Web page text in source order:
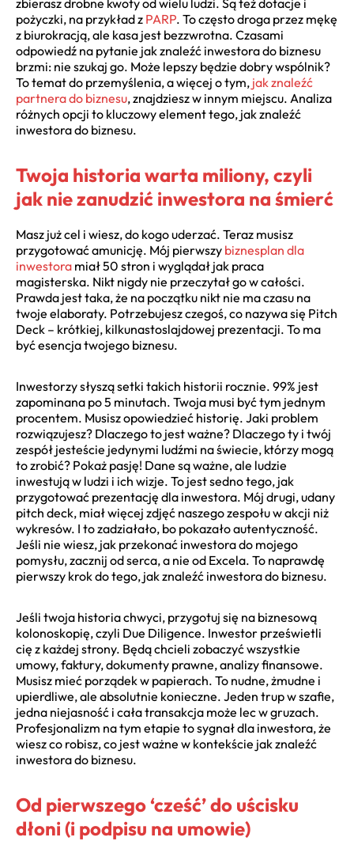
pożyczki, na przykład z PARP. To często droga przez mękę
z biurokracją, ale kasa jest bezzwrotna. Czasami
odpowiedź na pytanie jak znaleźć inwestora do biznesu
brzmi: nie szukaj go. Może lepszy będzie dobry wspólnik?
To temat do przemyślenia, a więcej o tym, jak znaleźć
partnera do biznesu, znajdziesz w innym miejscu. Analiza
różnych opcji to kluczowy element tego, jak znaleźć
inwestora do biznesu.
Twoja historia warta miliony, czyli
jak nie zanudzić inwestora na śmierć
Masz już cel i wiesz, do kogo uderzać. Teraz musisz
przygotować amunicję. Mój pierwszy biznesplan dla
inwestora miał 50 stron i wyglądał jak praca
magisterska. Nikt nigdy nie przeczytał go w całości.
Prawda jest taka, że na początku nikt nie ma czasu na
twoje elaboraty. Potrzebujesz czegoś, co nazywa się Pitch
Deck – krótkiej, kilkunastoslajdowej prezentacji. To ma
być esencja twojego biznesu.
Inwestorzy słyszą setki takich historii rocznie. 99% jest
zapominana po 5 minutach. Twoja musi być tym jednym
procentem. Musisz opowiedzieć historię. Jaki problem
rozwiązujesz? Dlaczego to jest ważne? Dlaczego ty i twój
zespół jesteście jedynymi ludźmi na świecie, którzy mogą
to zrobić? Pokaż pasję! Dane są ważne, ale ludzie
inwestują w ludzi i ich wizje. To jest sedno tego, jak
przygotować prezentację dla inwestora. Mój drugi, udany
pitch deck, miał więcej zdjęć naszego zespołu w akcji niż
wykresów. I to zadziałało, bo pokazało autentyczność.
Jeśli nie wiesz, jak przekonać inwestora do mojego
pomysłu, zacznij od serca, a nie od Excela. To naprawdę
pierwszy krok do tego, jak znaleźć inwestora do biznesu.
Jeśli twoja historia chwyci, przygotuj się na biznesową
kolonoskopię, czyli Due Diligence. Inwestor prześwietli
cię z każdej strony. Będą chcieli zobaczyć wszystkie
umowy, faktury, dokumenty prawne, analizy finansowe.
Musisz mieć porządek w papierach. To nudne, żmudne i
upierdliwe, ale absolutnie konieczne. Jeden trup w szafie,
jedna niejasność i cała transakcja może lec w gruzach.
Profesjonalizm na tym etapie to sygnał dla inwestora, że
wiesz co robisz, co jest ważne w kontekście jak znaleźć
inwestora do biznesu.
Od pierwszego ‘cześć’ do uścisku
dłoni (i podpisu na umowie)